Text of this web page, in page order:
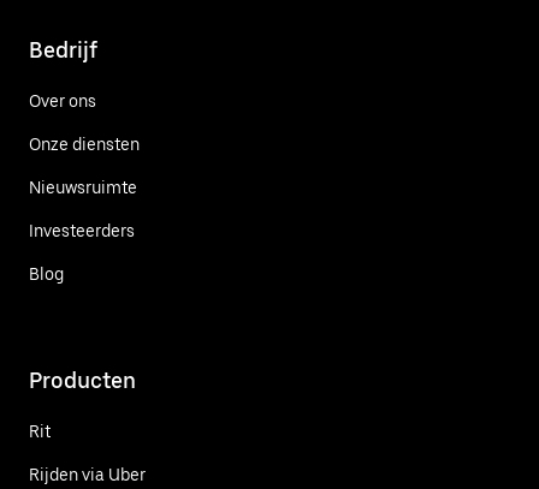
Bedrijf
Over ons
Onze diensten
Nieuwsruimte
Investeerders
Blog
Producten
Rit
Rijden via Uber